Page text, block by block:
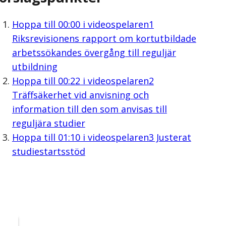
Hoppa till 00:00i videospelaren1
Riksrevisionens rapport om kortutbildade
arbetssökandes övergång till reguljär
utbildning
Hoppa till 00:22 i videospelaren2
Träffsäkerhet vid anvisning och
information till den som anvisas till
reguljära studier
Hoppa till 01:10i videospelaren3 Justerat
studiestartsstöd